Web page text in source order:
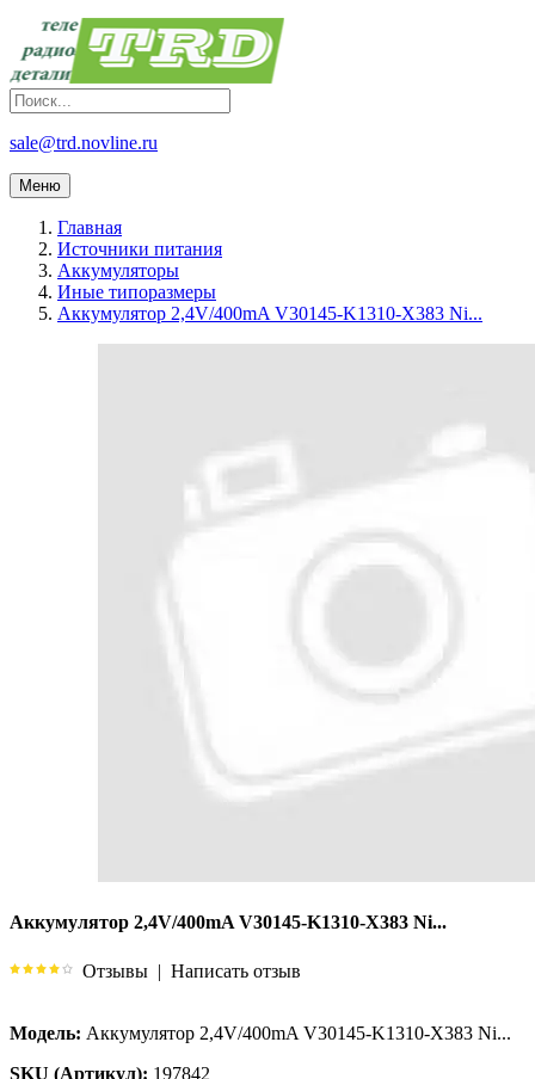
sale@trd.novline.ru
Меню
Главная
Источники питания
Аккумуляторы
Иные типоразмеры
Аккумулятор 2,4V/400mA V30145-K1310-X383 Ni...
Аккумулятор 2,4V/400mA V30145-K1310-X383 Ni...
Отзывы | Написать отзыв
Модель: Аккумулятор 2,4V/400mA V30145-K1310-X383 Ni...
SKU (Артикул): 197842